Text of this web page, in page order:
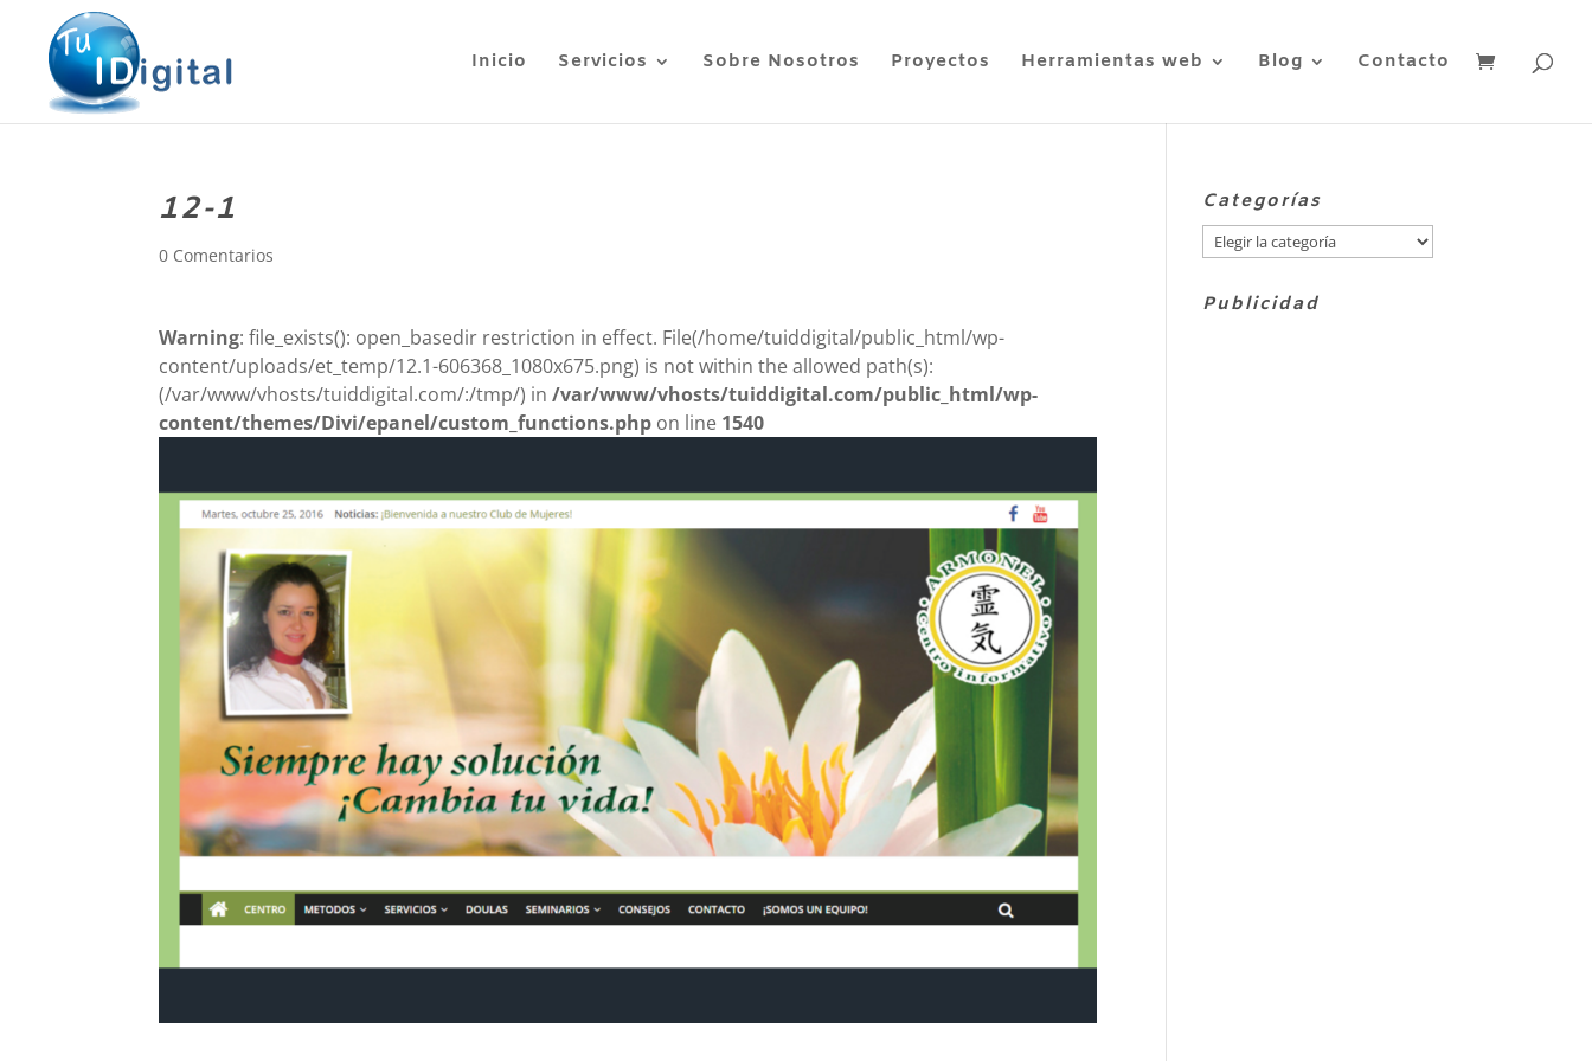
Inicio Servicios Sobre Nosotros Proyectos Herramientas web Blog Contacto
12-1
0 Comentarios
Warning: file_exists(): open_basedir restriction in effect. File(/home/tuiddigital/public_html/wp-
content/uploads/et_temp/12.1-606368_1080x675.png) is not within the allowed path(s):
(/var/www/vhosts/tuiddigital.com/:/tmp/) in/var/www/vhosts/tuiddigital.com/public_html/wp-
content/themes/Divi/epanel/custom_functions.php on line 1540
Categorías
Categorías
Publicidad